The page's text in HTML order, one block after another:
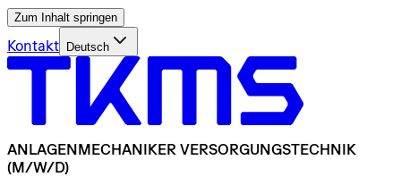
Zum Inhalt springen
Kontakt Deutsch
ANLAGENMECHANIKER VERSORGUNGSTECHNIK
(M/W/D)